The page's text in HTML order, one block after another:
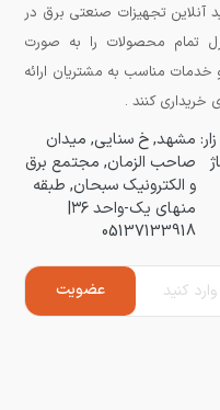
تجهیزات صنعتی برق در
تمام محصولات را به صورت
مناسب به مشتریان ارائه
خریداری کنند .
مشهد, خ سنایی, میدان
صاحب الزمان, مجتمع برق
و الکترونیک سبحان, طبقه
منهای یک-واحد ۳۶|
05137133918